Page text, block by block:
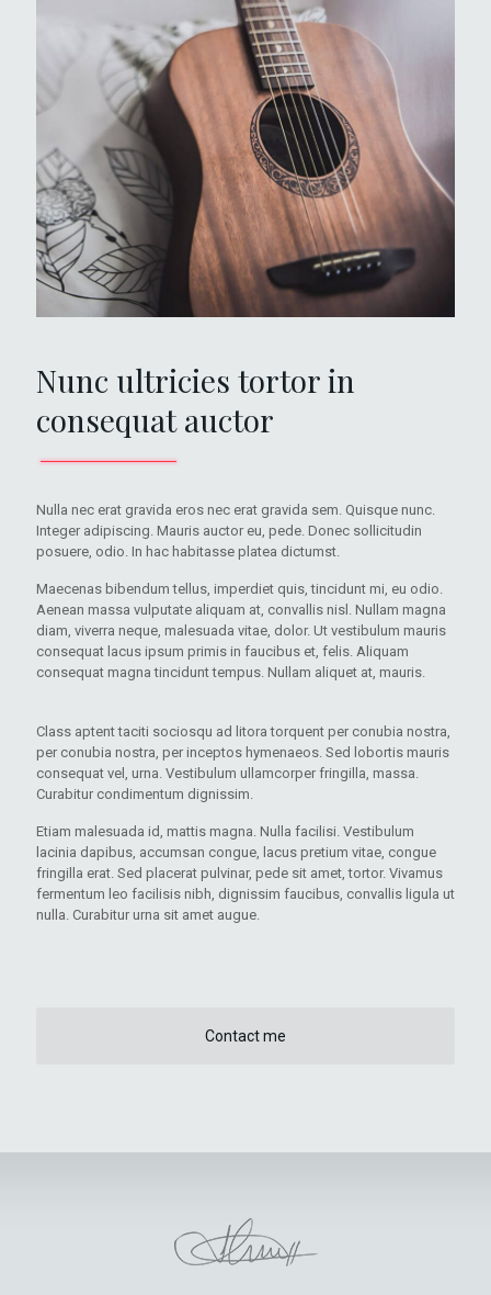
Nunc ultricies tortor in
consequat auctor
Nulla nec erat gravida eros nec erat gravida sem. Quisque nunc.
Integer adipiscing. Mauris auctor eu, pede. Donec sollicitudin
posuere, odio. In hac habitasse platea dictumst.
Maecenas bibendum tellus, imperdiet quis, tincidunt mi, eu odio.
Aenean massa vulputate aliquam at, convallis nisl. Nullam magna
diam, viverra neque, malesuada vitae, dolor. Ut vestibulum mauris
consequat lacus ipsum primis in faucibus et, felis. Aliquam
consequat magna tincidunt tempus. Nullam aliquet at, mauris.
Class aptent taciti sociosqu ad litora torquent per conubia nostra,
per conubia nostra, per inceptos hymenaeos. Sed lobortis mauris
consequat vel, urna. Vestibulum ullamcorper fringilla, massa.
Curabitur condimentum dignissim.
Etiam malesuada id, mattis magna. Nulla facilisi. Vestibulum
lacinia dapibus, accumsan congue, lacus pretium vitae, congue
fringilla erat. Sed placerat pulvinar, pede sit amet, tortor. Vivamus
fermentum leo facilisis nibh, dignissim faucibus, convallis ligula ut
nulla. Curabitur urna sit amet augue.
Contact me